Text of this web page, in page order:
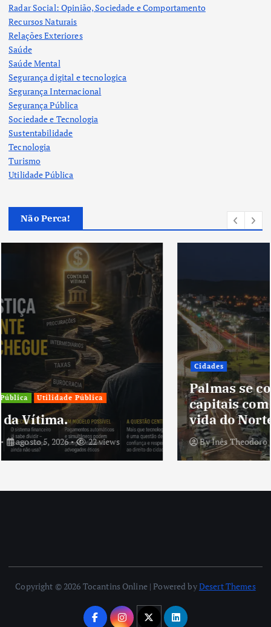
Radar Social: Opinião, Sociedade e Comportamento
Recursos Naturais
Relações Exteriores
Saúde
Saúde Mental
Segurança digital e tecnologica
Segurança Internacional
Segurança Pública
Sociedade e Tecnologia
Sustentabilidade
Tecnologia
Turismo
Utilidade Pública
Não Perca!
Cidades
Palmas se consolida como uma das
capitais com melhor qualidade de
vida do Norte do Brasil
ByInês Theodoro agosto 5, 2026 9 views
Copyright © 2026 Tocantins Online | Powered byDesert Themes